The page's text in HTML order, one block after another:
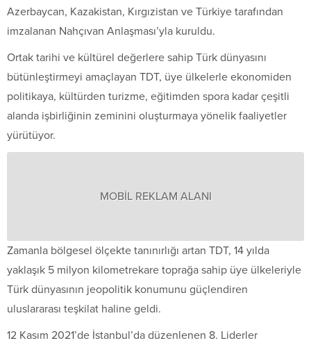
Azerbaycan, Kazakistan, Kırgızistan ve Türkiye tarafından
imzalanan Nahçıvan Anlaşması’yla kuruldu.
Ortak tarihi ve kültürel değerlere sahip Türk dünyasını
bütünleştirmeyi amaçlayan TDT, üye ülkelerle ekonomiden
politikaya, kültürden turizme, eğitimden spora kadar çeşitli
alanda işbirliğinin zeminini oluşturmaya yönelik faaliyetler
yürütüyor.
MOBİL REKLAM ALANI
Zamanla bölgesel ölçekte tanınırlığı artan TDT, 14 yılda
yaklaşık 5 milyon kilometrekare toprağa sahip üye ülkeleriyle
Türk dünyasının jeopolitik konumunu güçlendiren
uluslararası teşkilat haline geldi.
12 Kasım 2021’de İstanbul’da düzenlenen 8. Liderler